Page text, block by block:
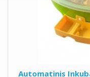
Automatinis